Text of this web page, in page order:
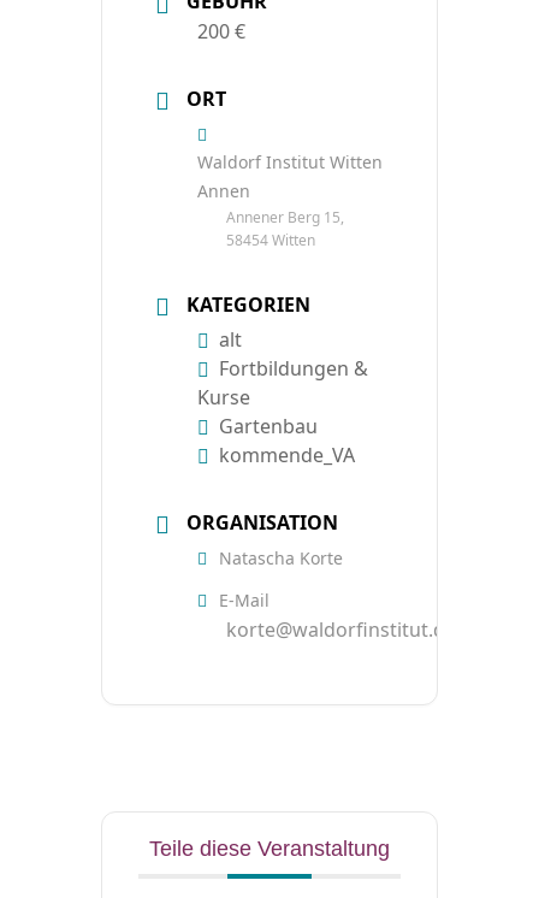
200 €
ORT
Waldorf Institut Witten
Annen
Annener Berg 15,
58454 Witten
KATEGORIEN
alt
Fortbildungen &
Kurse
Gartenbau
kommende_VA
ORGANISATION
Natascha Korte
E-Mail
korte@waldorfinstitut.de
Teile diese Veranstaltung